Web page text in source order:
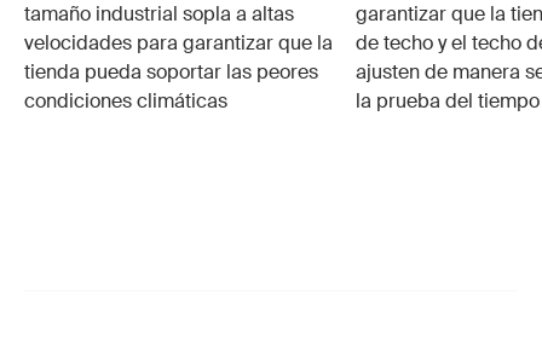
tamaño industrial sopla a altas
velocidades para garantizar que la
tienda pueda soportar las peores
condiciones climáticas
garantizar que la
de techo y el techo
ajusten de manera
la prueba del